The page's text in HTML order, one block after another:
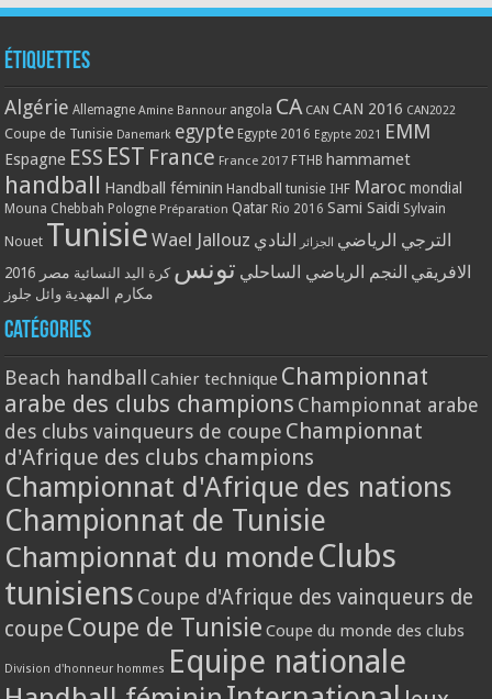
Étiquettes
Algérie Allemagne Amine Bannour angola CA CAN CAN 2016 CAN2022
Coupe de Tunisie Danemark egypte Egypte 2016 Egypte 2021 EMM
Espagne ESS EST France France 2017 FTHB hammamet
handball Handball féminin Handball tunisie IHF Maroc mondial
Mouna Chebbah Pologne Préparation Qatar Rio 2016 Sami Saidi Sylvain
Nouet Tunisie Wael Jallouz الترجي الرياضي الجزائر النادي
الافريقي النجم الرياضي الساحلي تونس كرة اليد النسائية مصر 2016
مكارم المهدية وائل جلوز
Catégories
Beach handball Cahier technique Championnat
arabe des clubs champions Championnat arabe
des clubs vainqueurs de coupe Championnat
d'Afrique des clubs champions
Championnat d'Afrique des nations
Championnat de Tunisie
Championnat du monde Clubs
tunisiens Coupe d'Afrique des vainqueurs de
coupe Coupe de Tunisie Coupe du monde des clubs
Division d'honneur hommes Equipe nationale